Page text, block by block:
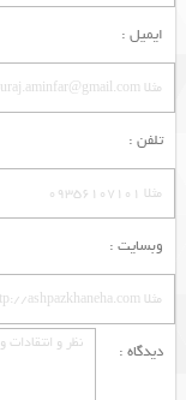
ایمیل :
تلفن :
وبسایت :
دیدگاه :